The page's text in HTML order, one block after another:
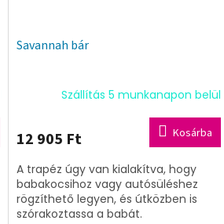
Savannah bár
Szállítás 5 munkanapon belül
12 905 Ft Kosárba
A trapéz úgy van kialakítva, hogy
babakocsihoz vagy autósüléshez
rögzíthető legyen, és útközben is
szórakoztassa a babát.